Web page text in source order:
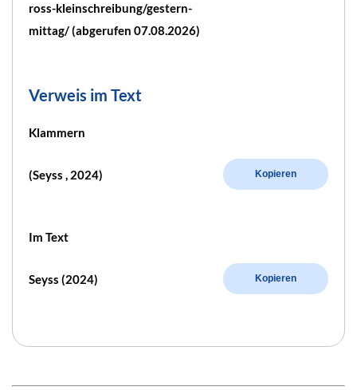
ross-kleinschreibung/gestern-
mittag/ (abgerufen 07.08.2026)
Verweis im Text
Klammern
(Seyss , 2024) Kopieren
Im Text
Seyss (2024) Kopieren